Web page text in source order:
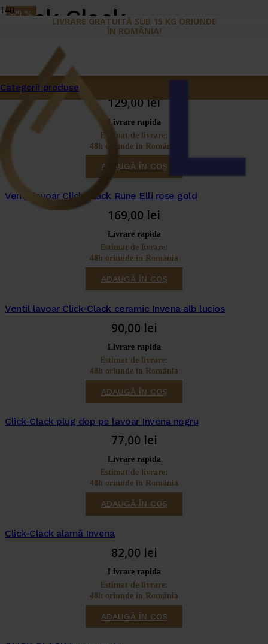
LIVRARE GRATUITĂ SUB 15 KG ORIUNDE
ÎN ROMÂNIA!
Categorii produse
Click Clack
Ventil lavoar Click-Clack Rune Elli
129,00lei
Livrare rapida
Estimat de livrare:
48h oriunde în România
ADAUGĂ ÎN COȘ
Ventil lavoar Click-Clack Rune Elli rose gold
169,00 lei
Livrare rapida
Estimat de livrare:
48h oriunde în România
ADAUGĂ ÎN COȘ
Ventil lavoar Click-Clack ceramic Invena alb lucios
90,00 lei
Livrare rapida
Estimat de livrare:
48h oriunde în România
ADAUGĂ ÎN COȘ
Click-Clack plug dop pe lavoar Invena negru
77,00 lei
Livrare rapida
Estimat de livrare:
48h oriunde în România
ADAUGĂ ÎN COȘ
Click-Clack alamă Invena
82,00 lei
Livrare rapida
Estimat de livrare:
48h oriunde în România
ADAUGĂ ÎN COȘ
-29 %